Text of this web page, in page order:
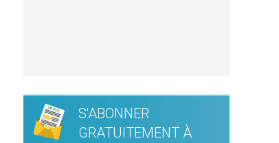
S'ABONNER
GRATUITEMENT À